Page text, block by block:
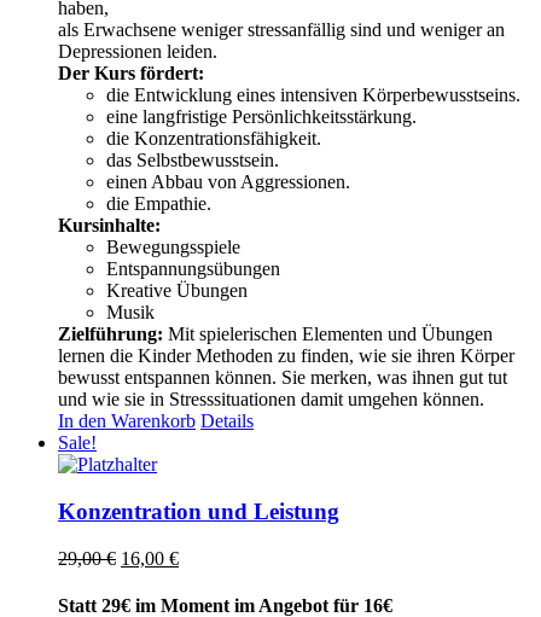
haben,
als Erwachsene weniger stressanfällig sind und weniger an
Depressionen leiden.
Der Kurs fördert:
die Entwicklung eines intensiven Körperbewusstseins.
eine langfristige Persönlichkeitsstärkung.
die Konzentrationsfähigkeit.
das Selbstbewusstsein.
einen Abbau von Aggressionen.
die Empathie.
Kursinhalte:
Bewegungsspiele
Entspannungsübungen
Kreative Übungen
Musik
Zielführung: Mit spielerischen Elementen und Übungen
lernen die Kinder Methoden zu finden, wie sie ihren Körper
bewusst entspannen können. Sie merken, was ihnen gut tut
und wie sie in Stresssituationen damit umgehen können.
In den Warenkorb Details
Sale!
Konzentration und Leistung
29,00€ Ursprünglicher
war:
16,00 €Aktueller
ist:
Statt 29€ im Moment im Angebot für 16€